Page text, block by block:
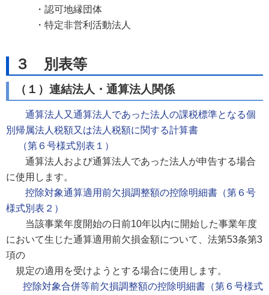
・認可地縁団体
・特定非営利活動法人
３ 別表等
（１）連結法人・通算法人関係
通算法人又通算法人であった法人の課税標準となる個
別帰属法人税額又は法人税額に関する計算書
（第６号様式別表１）
通算法人および通算法人であった法人が申告する場合
に使用します。
控除対象通算適用前欠損調整額の控除明細書（第６号
様式別表２）
当該事業年度開始の日前10年以内に開始した事業年度
において生じた通算適用前欠損金額について、法第53条第3
項の
規定の適用を受けようとする場合に使用します。
控除対象合併等前欠損調整額の控除明細書（第６号様式